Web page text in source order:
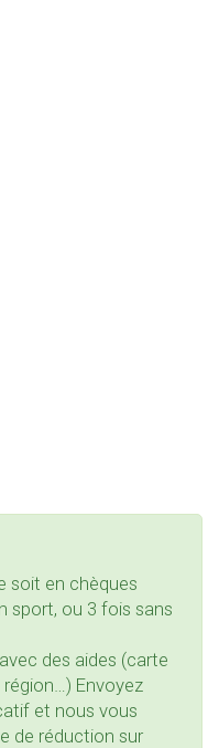
soit en chèques
sport, ou 3 fois sans
des aides (carte
région…) Envoyez
et nous vous
de réduction sur